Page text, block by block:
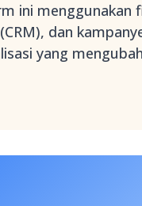
ini
dan
yang